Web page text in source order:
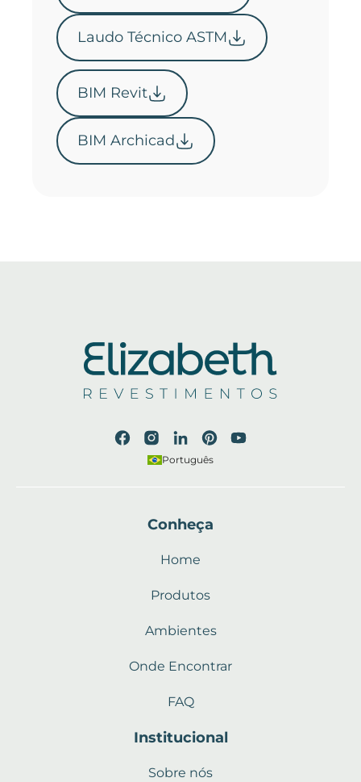
Laudo Técnico ASTM
BIM Revit
BIM Archicad
Português
Conheça
Home
Produtos
Ambientes
Onde Encontrar
FAQ
Institucional
Sobre nós